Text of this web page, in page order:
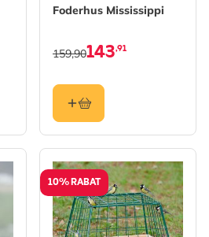
Foderhus Mississippi
143,91
159,90
10% RABAT